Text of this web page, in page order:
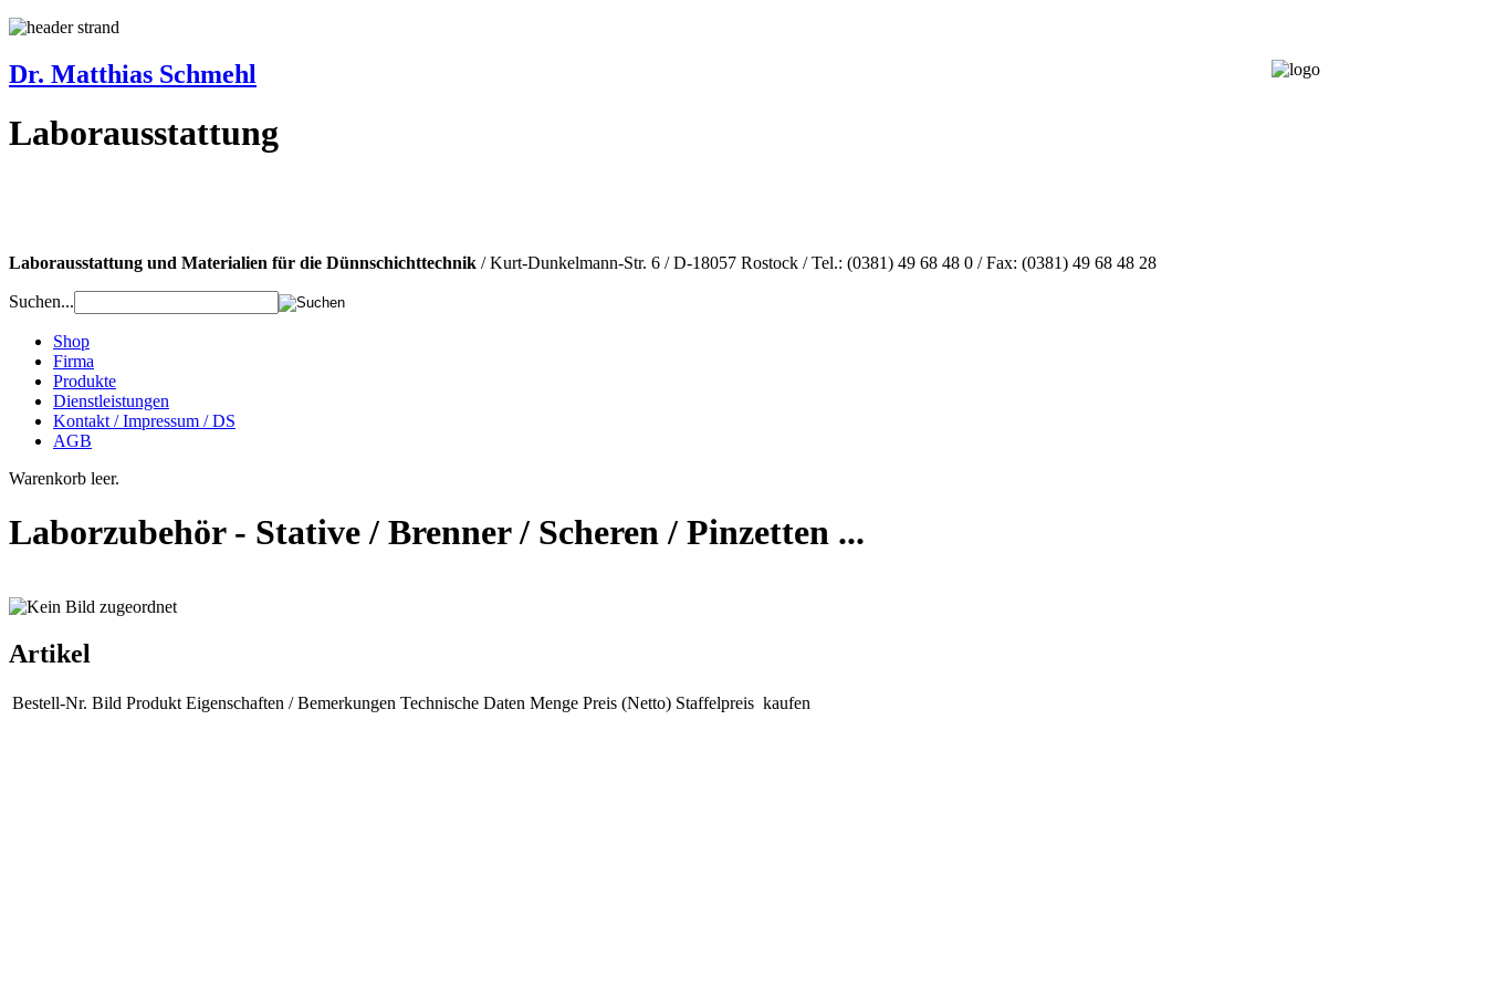
Dr. Matthias Schmehl
Laborausstattung
Laborausstattung und Materialien für die Dünnschichttechnik / Kurt-Dunkelmann-Str. 6 / D-18057 Rostock / Tel.: (0381) 49 68 48 0 / Fax: (0381) 49 68 48 28
Suchen...
Shop
Firma
Produkte
Dienstleistungen
Kontakt / Impressum / DS
AGB
Warenkorb leer.
Laborzubehör - Stative / Brenner / Scheren / Pinzetten ...
Artikel
Bestell-Nr. Bild Produkt Eigenschaften / Bemerkungen Technische Daten Menge Preis (Netto) Staffelpreis kaufen